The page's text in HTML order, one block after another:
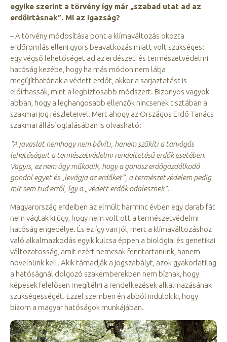
egyike szerint a törvény így már „szabad utat ad az
erdőirtásnak”. Mi az igazság?
– A törvény módosítása pont a klímaváltozás okozta
erdőromlás elleni gyors beavatkozás miatt volt szükséges:
egy végső lehetőséget ad az erdészeti és természetvédelmi
hatóság kezébe, hogy ha más módon nem látja
megújíthatónak a védett erdőt, akkor a sarjaztatást is
előírhassák, mint a legbiztosabb módszert. Bizonyos vagyok
abban, hogy a leghangosabb ellenzők nincsenek tisztában a
szakmai jog részleteivel. Mert ahogy az Országos Erdő Tanács
szakmai állásfoglalásában is olvasható:
“A javaslat nemhogy nem bővíti, hanem szűkíti a tarvágás
lehetőségeit a természetvédelmi rendeltetésű erdők esetében.
Vagyis, ez nem úgy működik, hogy a gonosz erdőgazdálkodó
gondol egyet és „levágja az erdőket”, a természetvédelem pedig
mit sem tud erről, így a „védett erdők odalesznek”.
Magyarország erdeiben az elmúlt harminc évben egy darab fát
nem vágtak ki úgy, hogy nem volt ott a természetvédelmi
hatóság engedélye. És ez így van jól, mert a klímaváltozáshoz
való alkalmazkodás egyik kulcsa éppen a biológiai és genetikai
változatosság, amit ezért nemcsak fenntartanunk, hanem
növelnünk kell. Akik támadják a jogszabályt, azok gyakorlatilag
a hatóságnál dolgozó szakemberekben nem bíznak, hogy
képesek felelősen megítélni a rendelkezések alkalmazásának
szükségességét. Ezzel szemben én abból indulok ki, hogy
bízom a magyar hatóságok munkájában.